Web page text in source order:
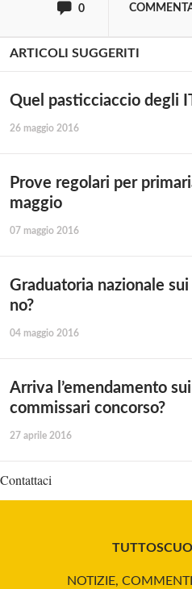
0
ARTICOLI SUGGERITI
Quel pasticciaccio degli
26 maggio 2016
Prove regolari per
maggio
07 maggio 2016
Graduatoria nazionale
no?
04 maggio 2016
Arriva l’emendamento
commissari concorso?
27 aprile 2016
Contattaci
NOTIZIE,